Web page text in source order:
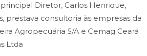
Diretor, Carlos Henrique,
prestava consultoria às empresas da
Agropecuária S/A e Cemag Ceará
Ltda